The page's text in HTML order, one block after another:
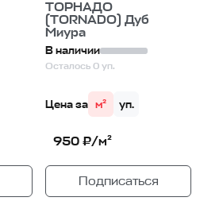
ТОРНАДО
(TORNADO) Дуб
Миура
В наличии
Осталось 0 уп.
Цена за м² уп.
950 ₽/м²
Подписаться